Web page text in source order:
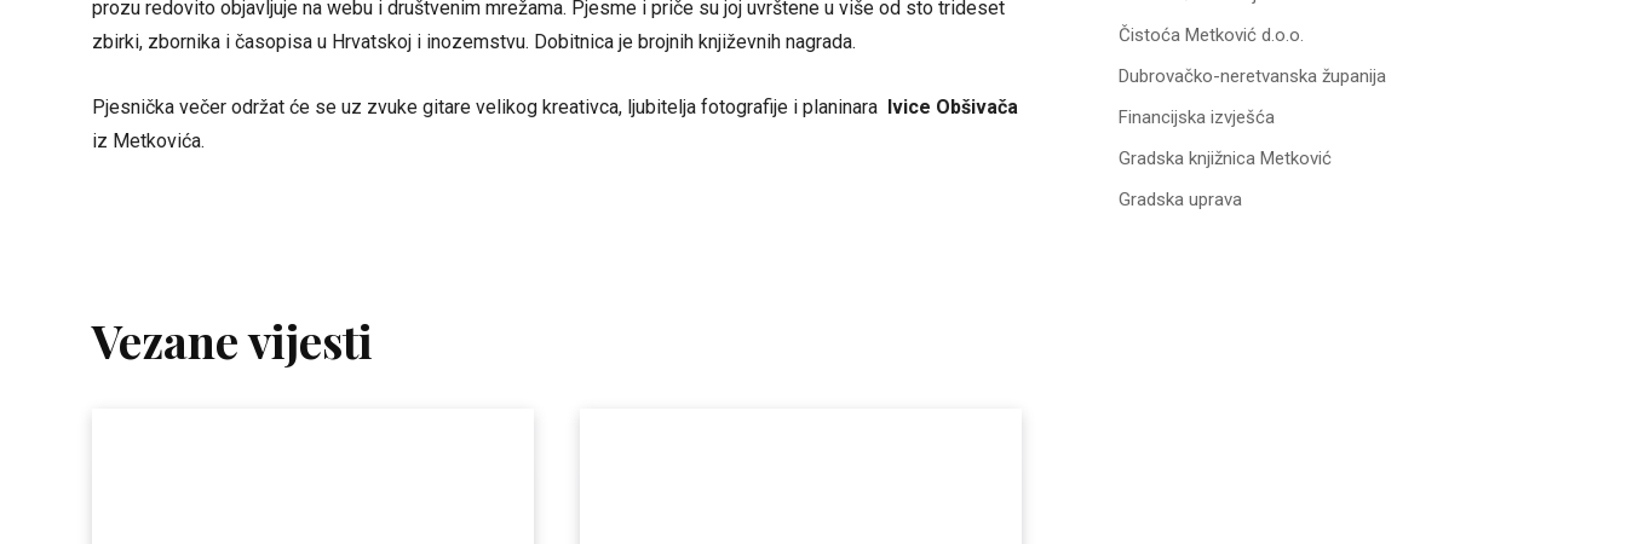
prozu redovito objavljuje na webu i društvenim mrežama. Pjesme i priče su joj uvrštene u više od sto trideset
zbirki, zbornika i časopisa u Hrvatskoj i inozemstvu. Dobitnica je brojnih književnih nagrada.
Pjesnička večer održat će se uz zvuke gitare velikog kreativca, ljubitelja fotografije i planinara Ivice Obšivača
iz Metkovića.
Vezane vijesti
Čistoća Metković d.o.o.
Dubrovačko-neretvanska županija
Financijska izvješća
Gradska knjižnica Metković
Gradska uprava